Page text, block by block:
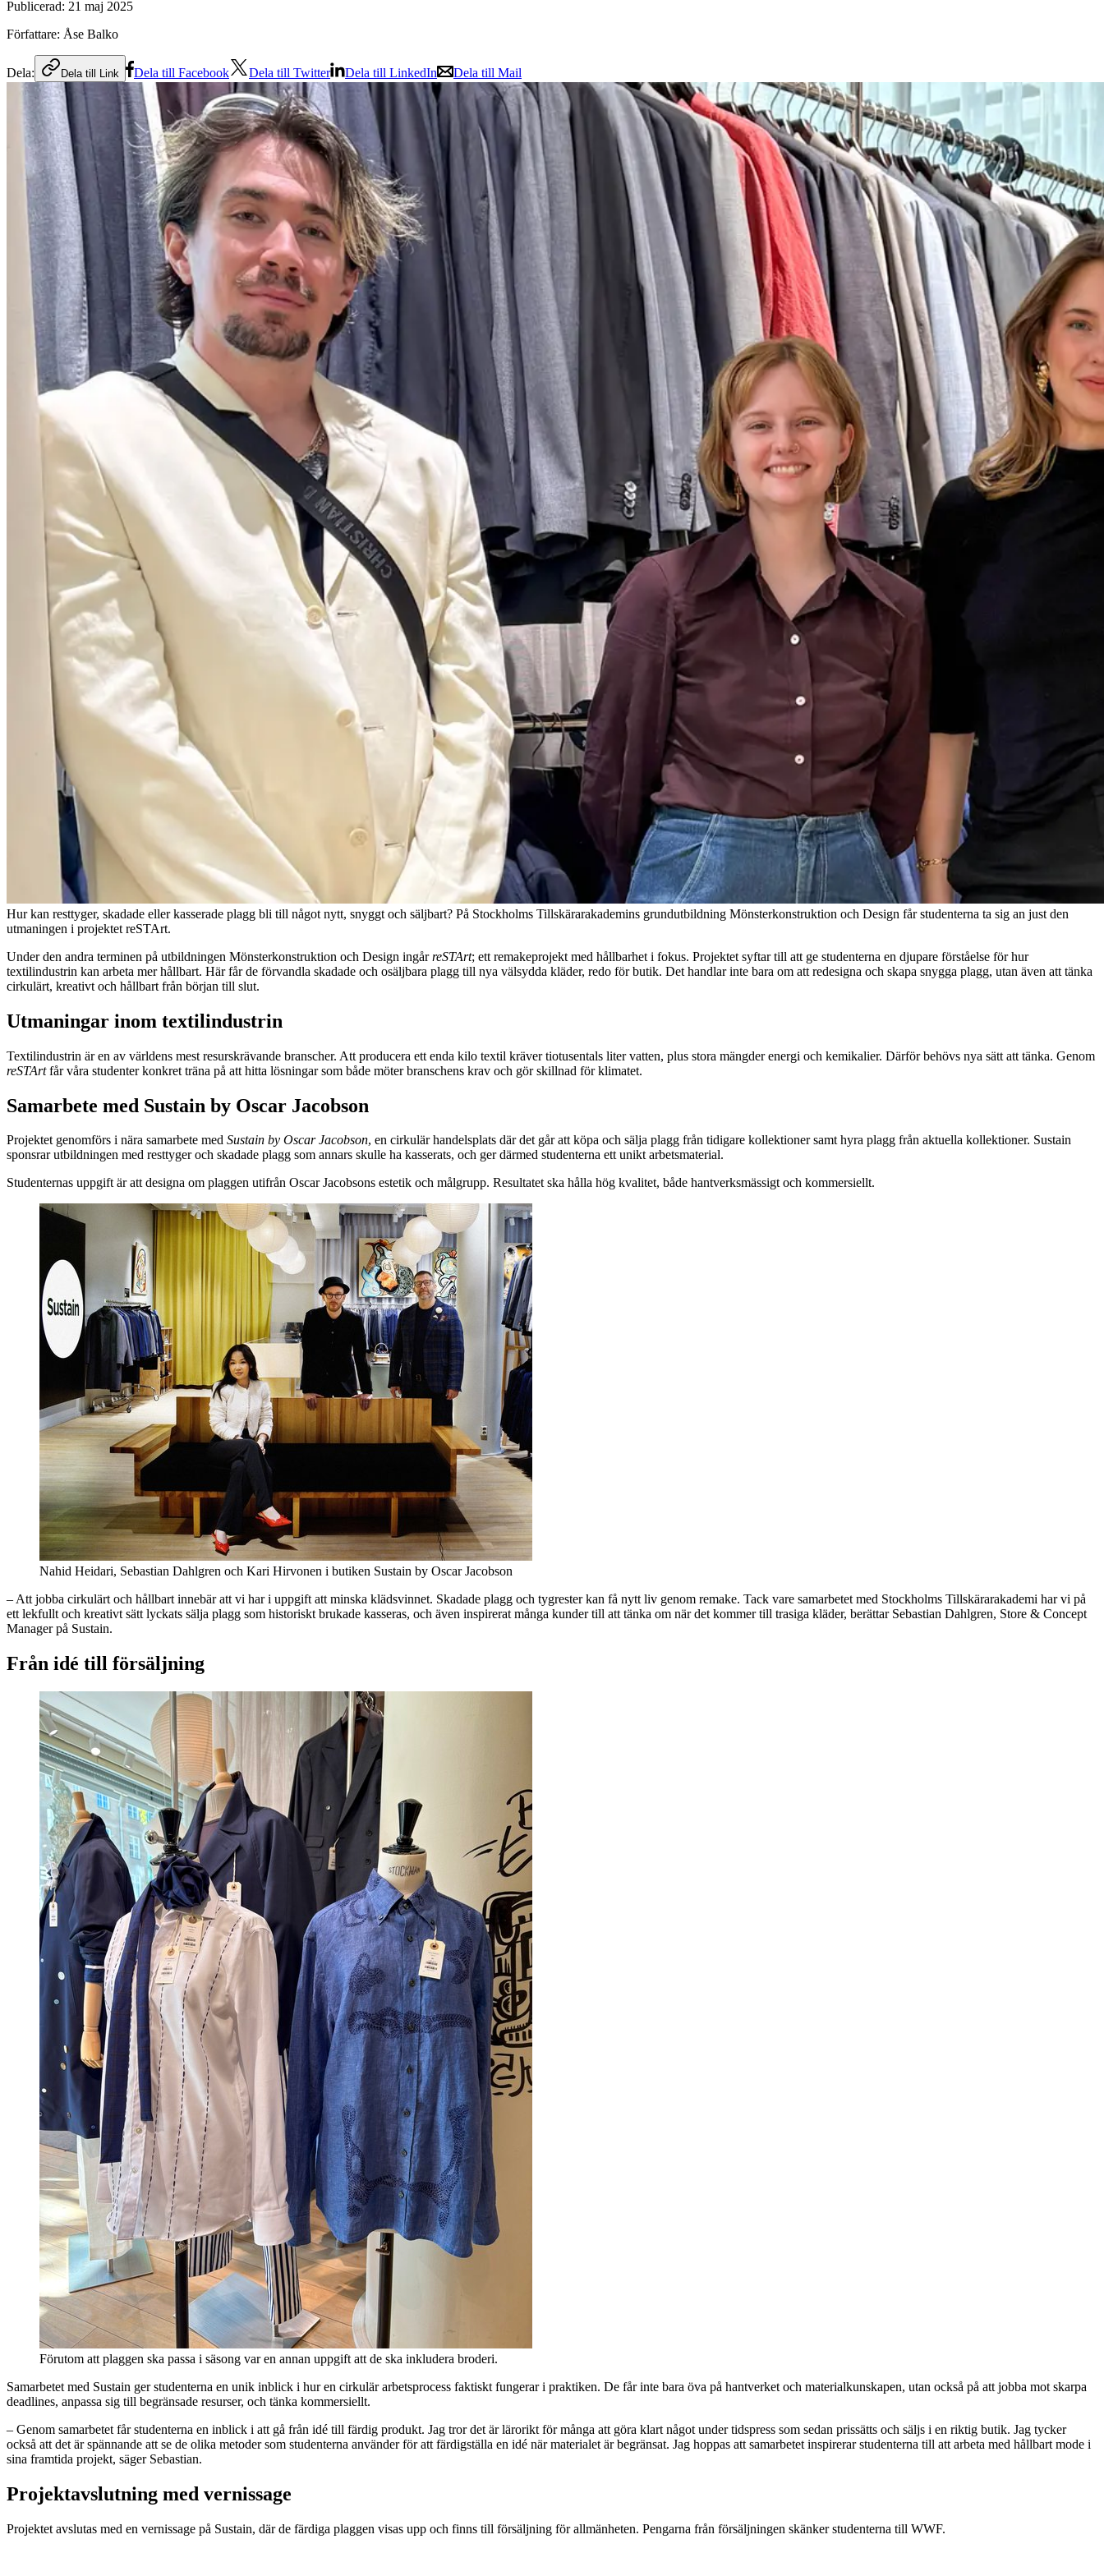
Publicerad: 21 maj 2025
Författare: Åse Balko
Dela: Dela till Link Dela till Facebook Dela till Twitter Dela till LinkedIn Dela till Mail
Hur kan resttyger, skadade eller kasserade plagg bli till något nytt, snyggt och säljbart? På Stockholms Tillskärarakademins grundutbildning Mönsterkonstruktion och Design får studenterna ta sig an just den
utmaningen i projektet reSTArt.
Under den andra terminen på utbildningen Mönsterkonstruktion och Design ingårreSTArt; ett remakeprojekt med hållbarhet i fokus. Projektet syftar till att ge studenterna en djupare förståelse för hur
textilindustrin kan arbeta mer hållbart. Här får de förvandla skadade och osäljbara plagg till nya välsydda kläder, redo för butik. Det handlar inte bara om att redesigna och skapa snygga plagg, utan även att tänka
cirkulärt, kreativt och hållbart från början till slut.
Utmaningar inom textilindustrin
Textilindustrin är en av världens mest resurskrävande branscher. Att producera ett enda kilo textil kräver tiotusentals liter vatten, plus stora mängder energi och kemikalier. Därför behövs nya sätt att tänka. Genom
reSTArtfår våra studenter konkret träna på att hitta lösningar som både möter branschens krav och gör skillnad för klimatet.
Samarbete med Sustain by Oscar Jacobson
Projektet genomförs i nära samarbete med Sustain by Oscar Jacobson, en cirkulär handelsplats där det går att köpa och sälja plagg från tidigare kollektioner samt hyra plagg från aktuella kollektioner. Sustain
sponsrar utbildningen med resttyger och skadade plagg som annars skulle ha kasserats, och ger därmed studenterna ett unikt arbetsmaterial.
Studenternas uppgift är att designa om plaggen utifrån Oscar Jacobsons estetik och målgrupp. Resultatet ska hålla hög kvalitet, både hantverksmässigt och kommersiellt.
Nahid Heidari, Sebastian Dahlgren och Kari Hirvonen i butiken Sustain by Oscar Jacobson
– Att jobba cirkulärt och hållbart innebär att vi har i uppgift att minska klädsvinnet. Skadade plagg och tygrester kan få nytt liv genom remake. Tack vare samarbetet med Stockholms Tillskärarakademi har vi på
ett lekfullt och kreativt sätt lyckats sälja plagg som historiskt brukade kasseras, och även inspirerat många kunder till att tänka om när det kommer till trasiga kläder, berättar Sebastian Dahlgren, Store & Concept
Manager på Sustain.
Från idé till försäljning
Förutom att plaggen ska passa i säsong var en annan uppgift att de ska inkludera broderi.
Samarbetet med Sustain ger studenterna en unik inblick i hur en cirkulär arbetsprocess faktiskt fungerar i praktiken. De får inte bara öva på hantverket och materialkunskapen, utan också på att jobba mot skarpa
deadlines, anpassa sig till begränsade resurser, och tänka kommersiellt.
– Genom samarbetet får studenterna en inblick i att gå från idé till färdig produkt. Jag tror det är lärorikt för många att göra klart något under tidspress som sedan prissätts och säljs i en riktig butik. Jag tycker
också att det är spännande att se de olika metoder som studenterna använder för att färdigställa en idé när materialet är begränsat. Jag hoppas att samarbetet inspirerar studenterna till att arbeta med hållbart mode i
sina framtida projekt, säger Sebastian.
Projektavslutning med vernissage
Projektet avslutas med en vernissage på Sustain, där de färdiga plaggen visas upp och finns till försäljning för allmänheten. Pengarna från försäljningen skänker studenterna till WWF.